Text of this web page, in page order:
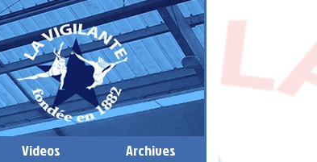
Videos Archives